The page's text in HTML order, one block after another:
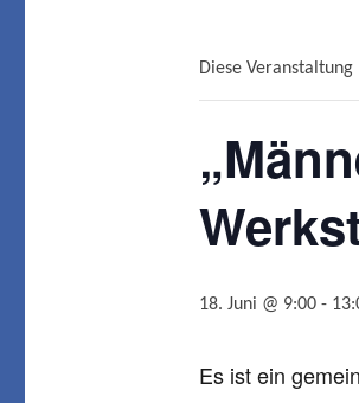
Diese
18. Juni @ 9:00 -
Es ist ein